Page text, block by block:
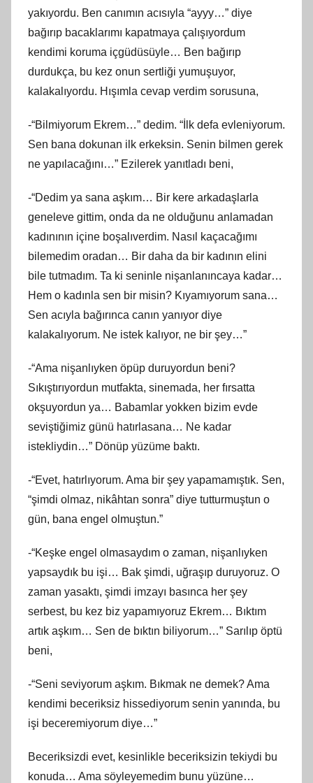
yakıyordu. Ben canımın acısıyla “ayyy…” diye
bağırıp bacaklarımı kapatmaya çalışıyordum
kendimi koruma içgüdüsüyle… Ben bağırıp
durdukça, bu kez onun sertliği yumuşuyor,
kalakalıyordu. Hışımla cevap verdim sorusuna,
-“Bilmiyorum Ekrem…” dedim. “İlk defa evleniyorum.
Sen bana dokunan ilk erkeksin. Senin bilmen gerek
ne yapılacağını…” Ezilerek yanıtladı beni,
-“Dedim ya sana aşkım… Bir kere arkadaşlarla
geneleve gittim, onda da ne olduğunu anlamadan
kadınının içine boşalıverdim. Nasıl kaçacağımı
bilemedim oradan… Bir daha da bir kadının elini
bile tutmadım. Ta ki seninle nişanlanıncaya kadar…
Hem o kadınla sen bir misin? Kıyamıyorum sana…
Sen acıyla bağırınca canın yanıyor diye
kalakalıyorum. Ne istek kalıyor, ne bir şey…”
-“Ama nişanlıyken öpüp duruyordun beni?
Sıkıştırıyordun mutfakta, sinemada, her fırsatta
okşuyordun ya… Babamlar yokken bizim evde
seviştiğimiz günü hatırlasana… Ne kadar
istekliydin…” Dönüp yüzüme baktı.
-“Evet, hatırlıyorum. Ama bir şey yapamamıştık. Sen,
“şimdi olmaz, nikâhtan sonra” diye tutturmuştun o
gün, bana engel olmuştun.”
-“Keşke engel olmasaydım o zaman, nişanlıyken
yapsaydık bu işi… Bak şimdi, uğraşıp duruyoruz. O
zaman yasaktı, şimdi imzayı basınca her şey
serbest, bu kez biz yapamıyoruz Ekrem… Bıktım
artık aşkım… Sen de bıktın biliyorum…” Sarılıp öptü
beni,
-“Seni seviyorum aşkım. Bıkmak ne demek? Ama
kendimi beceriksiz hissediyorum senin yanında, bu
işi beceremiyorum diye…”
Beceriksizdi evet, kesinlikle beceriksizin tekiydi bu
konuda… Ama söyleyemedim bunu yüzüne…